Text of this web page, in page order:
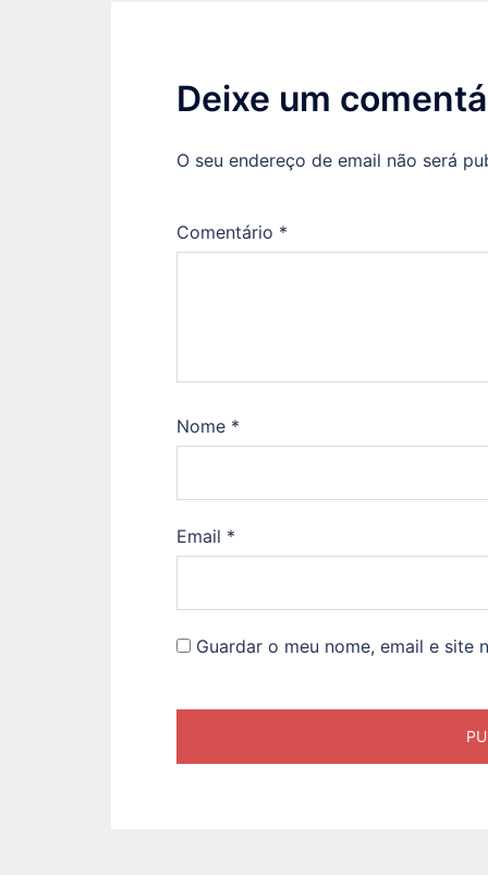
Deixe um
O seu endereço de email não será
Comentário *
Nome *
Email *
Guardar o meu nome, email e site